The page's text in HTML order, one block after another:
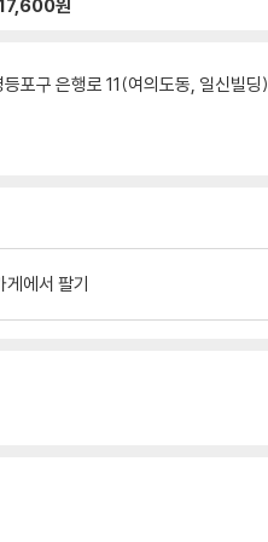
원
포구 은행로 11(여의도동, 일신빌딩)
게에서 팔기